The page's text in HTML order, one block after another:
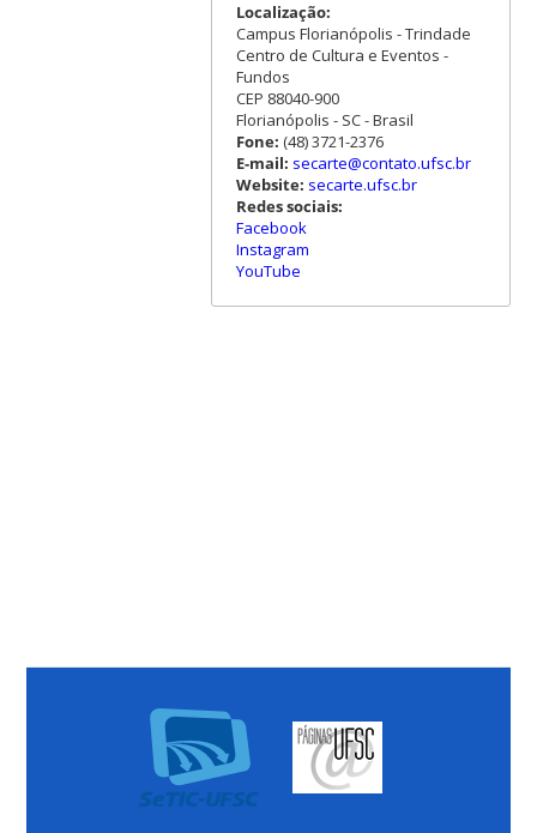
Localização:
Campus Florianópolis - Trindade
Centro de Cultura e Eventos -
Fundos
CEP 88040-900
Florianópolis - SC - Brasil
Fone: (48) 3721-2376
E-mail: secarte@contato.ufsc.br
Website: secarte.ufsc.br
Redes sociais:
Facebook
Instagram
YouTube